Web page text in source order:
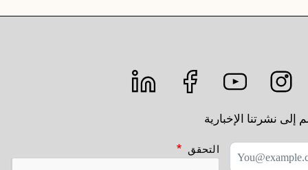
إلى نشرتنا الإخبارية
التحقق